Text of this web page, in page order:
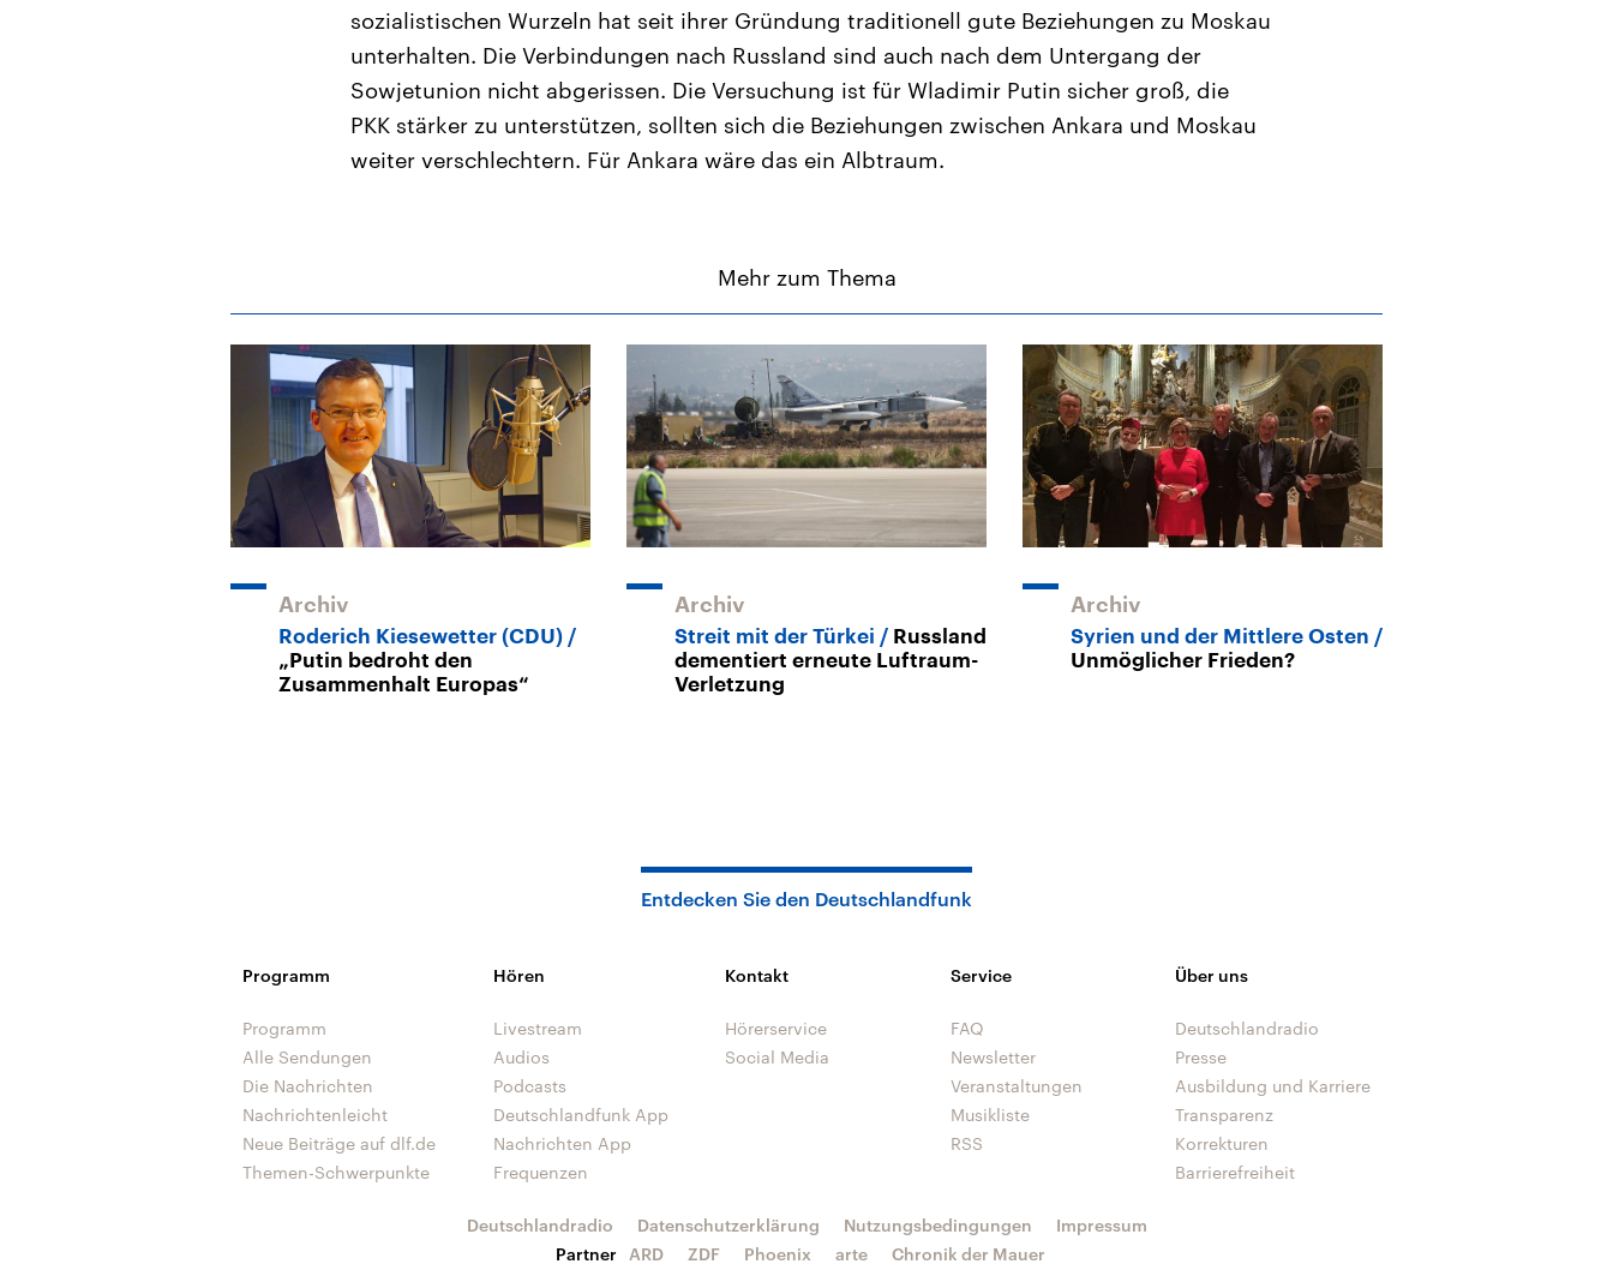
sozialistischen Wurzeln hat seit ihrer Gründung traditionell gute Beziehungen zu Moskau
unterhalten. Die Verbindungen nach Russland sind auch nach dem Untergang der
Sowjetunion nicht abgerissen. Die Versuchung ist für Wladimir Putin sicher groß, die
PKK stärker zu unterstützen, sollten sich die Beziehungen zwischen Ankara und Moskau
weiter verschlechtern. Für Ankara wäre das ein Albtraum.
Mehr zum Thema
Archiv
Roderich Kiesewetter (CDU)
„Putin bedroht den
Zusammenhalt Europas“
Archiv
Streit mit der Türkei
Russland
dementiert erneute Luftraum-
Verletzung
Archiv
Syrien und der Mittlere Osten
Unmöglicher Frieden?
Entdecken Sie den Deutschlandfunk
Programm
Programm
Alle Sendungen
Die Nachrichten
Nachrichtenleicht
Neue Beiträge auf dlf.de
Themen-Schwerpunkte
Hören
Livestream
Audios
Podcasts
Deutschlandfunk App
Nachrichten App
Frequenzen
Kontakt
Hörerservice
Social Media
Service
FAQ
Newsletter
Veranstaltungen
Musikliste
RSS
Über uns
Deutschlandradio
Presse
Ausbildung und Karriere
Transparenz
Korrekturen
Barrierefreiheit
Deutschlandradio Datenschutzerklärung Nutzungsbedingungen
Impressum
Partner
ARD ZDF Phoenix arte Chronik der Mauer